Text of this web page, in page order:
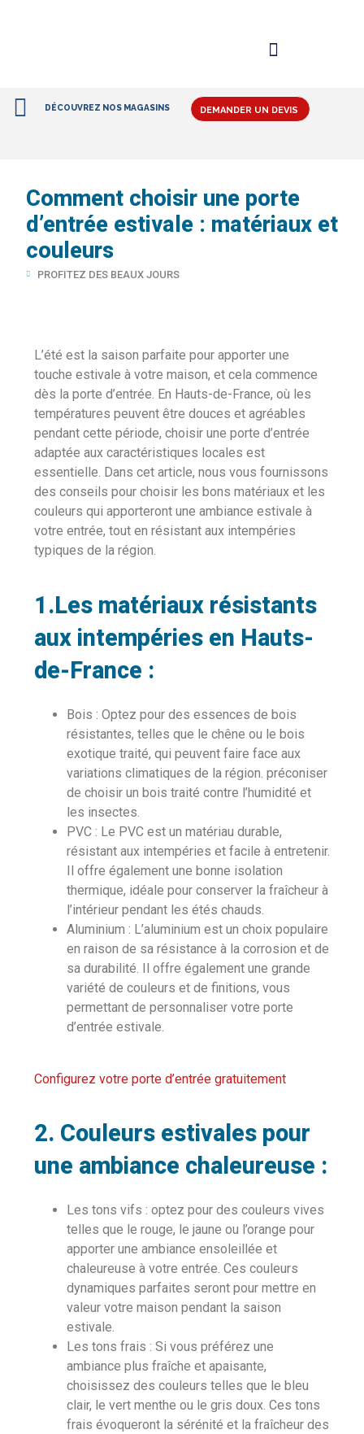
DÉCOUVREZ NOS MAGASINS DEMANDER UN DEVIS
Comment choisir une porte
d’entrée estivale : matériaux et
couleurs
PROFITEZ DES BEAUX JOURS
L’été est la saison parfaite pour apporter une
touche estivale à votre maison, et cela commence
dès la porte d’entrée. En Hauts-de-France, où les
températures peuvent être douces et agréables
pendant cette période, choisir une porte d’entrée
adaptée aux caractéristiques locales est
essentielle. Dans cet article, nous vous fournissons
des conseils pour choisir les bons matériaux et les
couleurs qui apporteront une ambiance estivale à
votre entrée, tout en résistant aux intempéries
typiques de la région.
1.Les matériaux résistants
aux intempéries en Hauts-
de-France :
Bois : Optez pour des essences de bois
résistantes, telles que le chêne ou le bois
exotique traité, qui peuvent faire face aux
variations climatiques de la région. préconiser
de choisir un bois traité contre l’humidité et
les insectes.
PVC : Le PVC est un matériau durable,
résistant aux intempéries et facile à entretenir.
Il offre également une bonne isolation
thermique, idéale pour conserver la fraîcheur à
l’intérieur pendant les étés chauds.
Aluminium : L’aluminium est un choix populaire
en raison de sa résistance à la corrosion et de
sa durabilité. Il offre également une grande
variété de couleurs et de finitions, vous
permettant de personnaliser votre porte
d’entrée estivale.
Configurez votre porte d’entrée gratuitement
2. Couleurs estivales pour
une ambiance chaleureuse :
Les tons vifs : optez pour des couleurs vives
telles que le rouge, le jaune ou l’orange pour
apporter une ambiance ensoleillée et
chaleureuse à votre entrée. Ces couleurs
dynamiques parfaites seront pour mettre en
valeur votre maison pendant la saison
estivale.
Les tons frais : Si vous préférez une
ambiance plus fraîche et apaisante,
choisissez des couleurs telles que le bleu
clair, le vert menthe ou le gris doux. Ces tons
frais évoqueront la sérénité et la fraîcheur des